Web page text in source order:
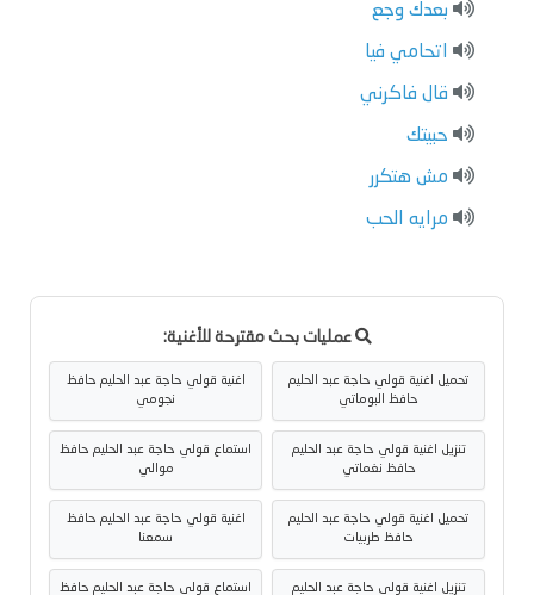
بعدك وجع
اتحامي فيا
قال فاكرني
حبيتك
مش هتكرر
مرايه الحب
عمليات بحث مقترحة للأغنية:
تحميل اغنية قولي حاجة عبد الحليم
حافظ البوماتي
اغنية قولي حاجة عبد الحليم حافظ
نجومي
تنزيل اغنية قولي حاجة عبد الحليم
حافظ نغماتي
استماع قولي حاجة عبد الحليم حافظ
موالي
تحميل اغنية قولي حاجة عبد الحليم
حافظ طربيات
اغنية قولي حاجة عبد الحليم حافظ
سمعنا
تنزيل اغنية قولي حاجة عبد الحليم
استماع قولي حاجة عبد الحليم حافظ